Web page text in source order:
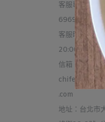
客服專線：
6969
客服時間：每
20:00
信箱：
.com
地址：台北市